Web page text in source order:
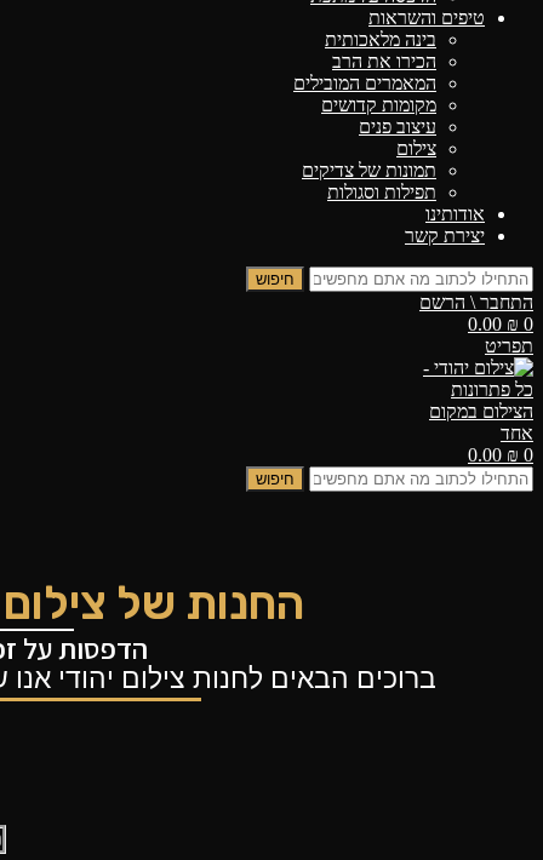
טיפים והשראות
בינה מלאכותית
הכירו את הרב
המאמרים המובילים
מקומות קדושים
עיצוב פנים
צילום
תמונות של צדיקים
תפילות וסגולות
אודותינו
יצירת קשר
חיפוש
התחבר \ הרשם
0
0.00 ₪
תפריט
0
0.00 ₪
חיפוש
החנות של צילום
הדפסות על
ברוכים הבאים לחנות צילום יהודי אנו